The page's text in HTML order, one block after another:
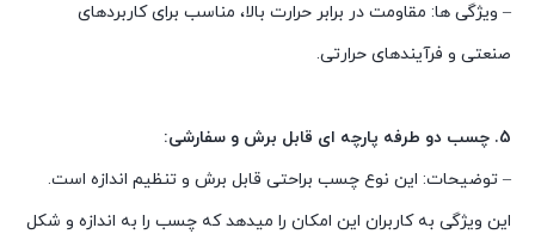
– ویژگی ها: مقاومت در برابر حرارت بالا، مناسب برای کاربردهای
صنعتی و فرآیندهای حرارتی.
5. چسب دو طرفه پارچه ای قابل برش و سفارشی:
– توضیحات: این نوع چسب براحتی قابل برش و تنظیم اندازه است.
این ویژگی به کاربران این امکان را میدهد که چسب را به اندازه و شکل